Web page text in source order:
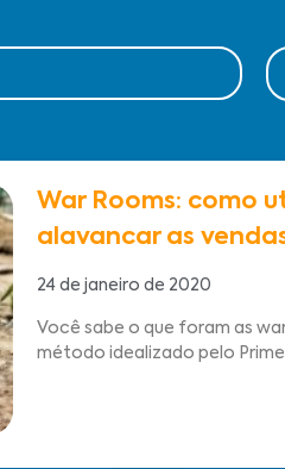
War Rooms: como
alavancar as
24 de janeiro de 2020
Você sabe o que foram as
método idealizado pelo